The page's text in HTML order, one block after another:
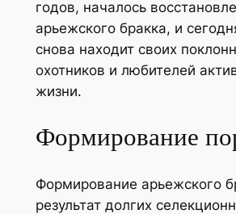
годов, началось
арьежского бракка, и
снова находит своих
охотников и любителей
жизни.
Формирование
Формирование арьежского
результат долгих